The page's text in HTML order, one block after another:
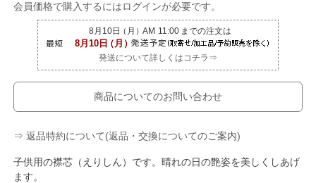
会員価格で購入するにはログインが必要です。
発送について詳しくはコチラ⇒
商品についてのお問い合わせ
⇒ 返品特約について(返品・交換についてのご案内)
子供用の襟芯（えりしん）です。晴れの日の艶姿を美しくしあげ
ます。